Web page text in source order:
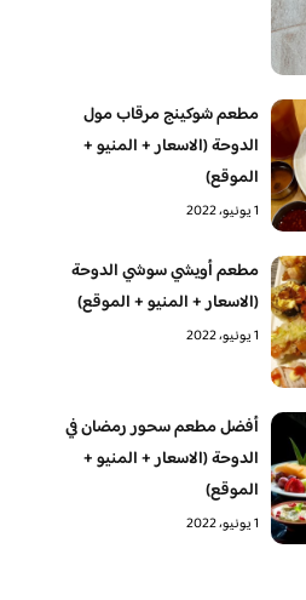
مطعم شوكينج مرقاب مول
الدوحة (الاسعار + المنيو +
الموقع)
1 يونيو، 2022
مطعم أويشي سوشي الدوحة
(الاسعار + المنيو + الموقع)
1 يونيو، 2022
أفضل مطعم سحور رمضان في
الدوحة (الاسعار + المنيو +
الموقع)
1 يونيو، 2022